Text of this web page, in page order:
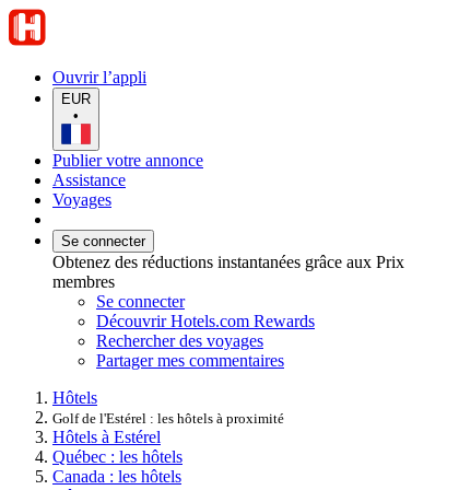
Ouvrir l’appli
EUR
•
Publier votre annonce
Assistance
Voyages
Se connecter
Obtenez des réductions instantanées grâce aux Prix
membres
Se connecter
Découvrir Hotels.com Rewards
Rechercher des voyages
Partager mes commentaires
Hôtels
Golf de l'Estérel : les hôtels à proximité
Hôtels à Estérel
Québec : les hôtels
Canada : les hôtels